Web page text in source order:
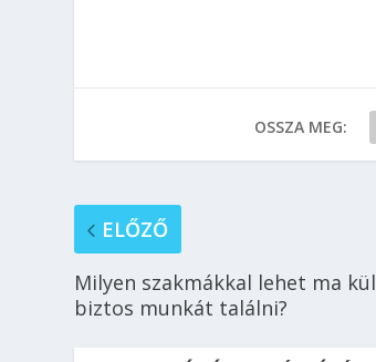
OSSZA MEG:
ELŐZŐ
Milyen szakmákkal lehet ma
biztos munkát találni?